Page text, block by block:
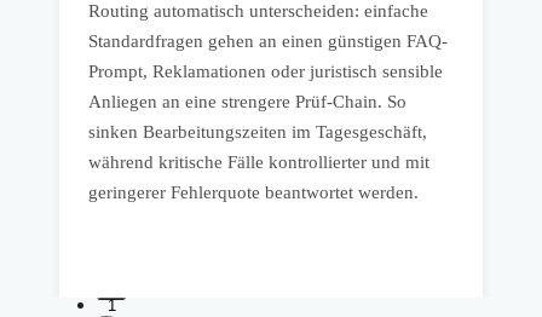
Routing automatisch unterscheiden: einfache
Standardfragen gehen an einen günstigen FAQ-
Prompt, Reklamationen oder juristisch sensible
Anliegen an eine strengere Prüf-Chain. So
sinken Bearbeitungszeiten im Tagesgeschäft,
während kritische Fälle kontrollierter und mit
geringerer Fehlerquote beantwortet werden.
1